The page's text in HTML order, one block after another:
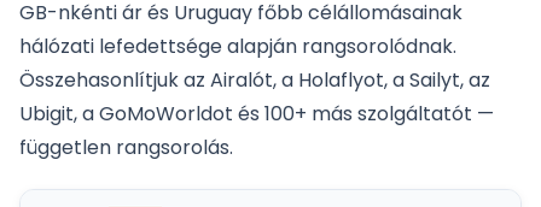
GB-nkénti ár és Uruguay főbb célállomásainak
hálózati lefedettsége alapján rangsorolódnak.
Összehasonlítjuk az Airalót, a Holaflyot, a Sailyt, az
Ubigit, a GoMoWorldot és 100+ más szolgáltatót —
független rangsorolás.